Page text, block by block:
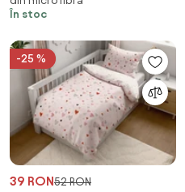
dunga 2 cm Dimensiune lenjerie
de pat: 70 x 90 cm | 140 x 200
În stoc
-25 %
39 RON52 RON